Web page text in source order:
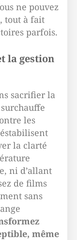
ne pouvez
tout à fait
parfois.
la gestion
sacrifier la
les
la clarté
ni d’allant
de films
sans
même